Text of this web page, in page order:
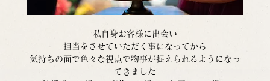
私自身お客様に出会い
担当をさせていただく事になってから
気持ちの面で色々な視点で物事が捉えられるようになっ
てきました